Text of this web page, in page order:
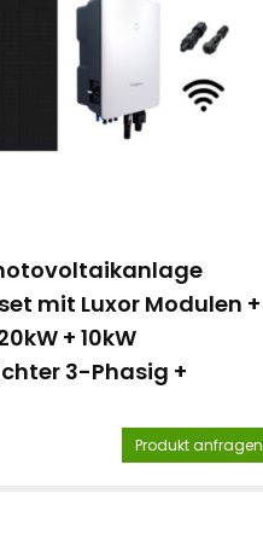
mit Luxor Modulen +
+ 10kW
3-Phasig +
Produkt anfragen